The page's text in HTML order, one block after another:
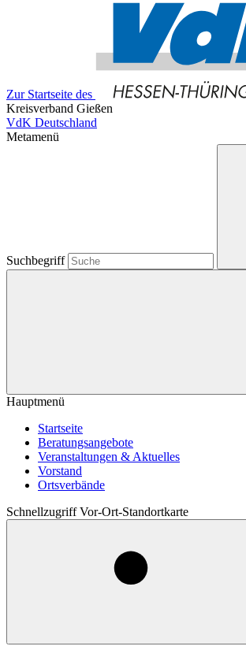
Zur Startseite des
Kreisverband Gießen
VdK Deutschland
Metamenü
Suchbegriff
Hauptmenü
Startseite
Beratungsangebote
Veranstaltungen & Aktuelles
Vorstand
Ortsverbände
Schnellzugriff Vor-Ort-Standortkarte